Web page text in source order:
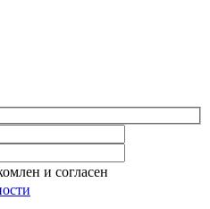
и согласен